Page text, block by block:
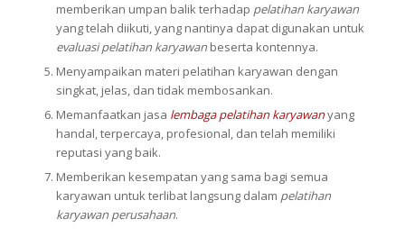
memberikan umpan balik terhadap pelatihan karyawan
yang telah diikuti, yang nantinya dapat digunakan untuk
evaluasi pelatihan karyawanbeserta kontennya.
Menyampaikan materi pelatihan karyawan dengan
singkat, jelas, dan tidak membosankan.
Memanfaatkan jasa lembaga pelatihan karyawanyang
handal, terpercaya, profesional, dan telah memiliki
reputasi yang baik.
Memberikan kesempatan yang sama bagi semua
karyawan untuk terlibat langsung dalam pelatihan
karyawan perusahaan.